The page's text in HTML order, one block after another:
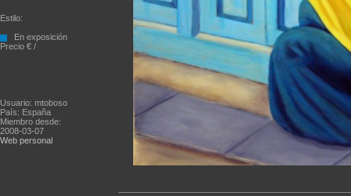
Estilo:
En exposición
Precio € /
Usuario: mtoboso
País: España
Miembro desde:
2008-03-07
Web personal